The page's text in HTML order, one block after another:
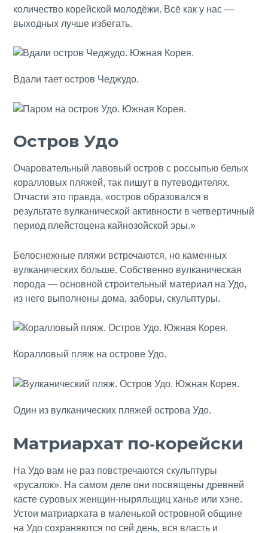
количество корейской молодёжи. Всё как у нас —
выходных лучше избегать.
Вдали тает остров Чеджудо.
Остров Удо
Очаровательный лавовый остров с россыпью белых
коралловых пляжей, так пишут в путеводителях.
Отчасти это правда, «остров образовался в
результате вулканической активности в четвертичный
период плейстоцена кайнозойской эры.»
Белоснежные пляжи встречаются, но каменных
вулканических больше. Собственно вулканическая
порода — основной строительный материал на Удо,
из него выполнены дома, заборы, скульптуры.
Коралловый пляж на острове Удо.
Один из вулканических пляжей острова Удо.
Матриархат по-корейски
На Удо вам не раз повстречаются скульптуры
«русалок». На самом деле они посвящены древней
касте суровых женщин-ныряльщиц ханье или хэне.
Устои матриархата в маленькой островной общине
на Удо сохраняются по сей день, вся власть и